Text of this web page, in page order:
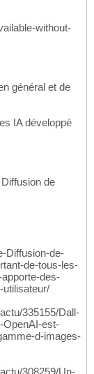
without-
général et de
IA développé
de
Diffusion-de-
de-tous-les-
des-
utilisateur/
335155/Dall-
OpenAI-est-
d-images-
308259/Un-